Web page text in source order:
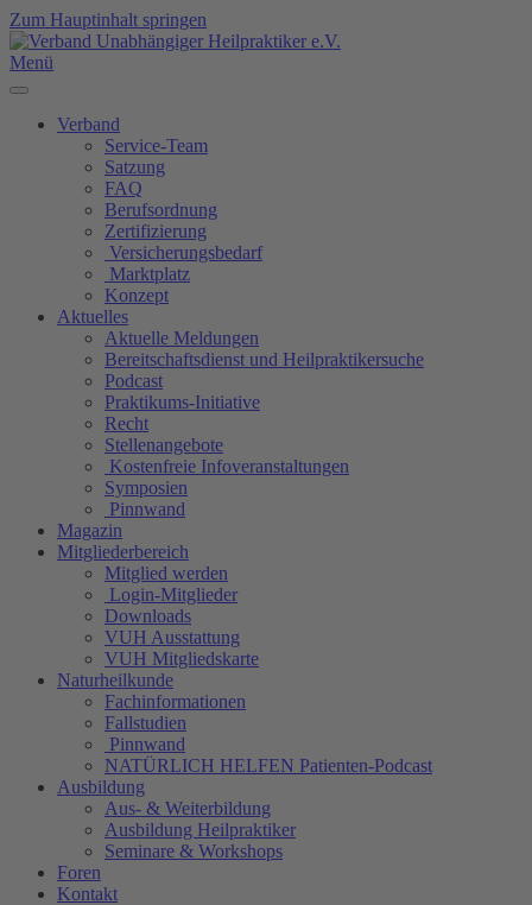
Zum Hauptinhalt springen
Menü
Verband
Service-Team
Satzung
FAQ
Berufsordnung
Zertifizierung
Versicherungsbedarf
Marktplatz
Konzept
Aktuelles
Aktuelle Meldungen
Bereitschaftsdienst und Heilpraktikersuche
Podcast
Praktikums-Initiative
Recht
Stellenangebote
Kostenfreie Infoveranstaltungen
Symposien
Pinnwand
Magazin
Mitgliederbereich
Mitglied werden
Login-Mitglieder
Downloads
VUH Ausstattung
VUH Mitgliedskarte
Naturheilkunde
Fachinformationen
Fallstudien
Pinnwand
NATÜRLICH HELFEN Patienten-Podcast
Ausbildung
Aus- & Weiterbildung
Ausbildung Heilpraktiker
Seminare & Workshops
Foren
Kontakt